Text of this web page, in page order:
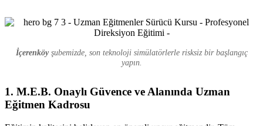
İçerenköyşubemizde, son teknoloji simülatörlerle risksiz bir başlangıç
yapın.
1. M.E.B. Onaylı Güvence ve Alanında Uzman
Eğitmen Kadrosu